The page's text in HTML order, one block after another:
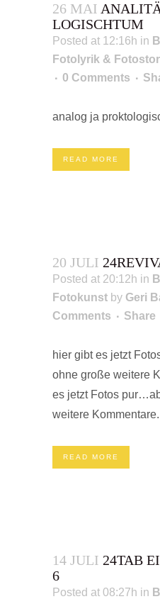
26 MAI
LOGISCHTUM
Posted at 12:16h in
Fotolyrik &
0 Comments
analog ja
READ MORE
20 JULI
Posted at 20:12h in
Fotokunst by Geri
Comments
Share
hier gibt es jetzt
ohne große weitere
es jetzt Fotos
weitere
READ MORE
14 JULI 24TAB
6
Posted at 08:27h in